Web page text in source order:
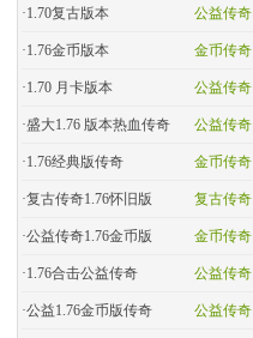
公益传奇
·1.70复古版本
金币传奇
·1.76金币版本
公益传奇
·1.70 月卡版本
公益传奇
·盛大1.76 版本热血传奇
金币传奇
·​1.76经典版传奇
复古传奇
·复古传奇1.76怀旧版
金币传奇
·​公益传奇1.76金币版
公益传奇
·1.76合击公益传奇
公益传奇
·公益1.76金币版传奇